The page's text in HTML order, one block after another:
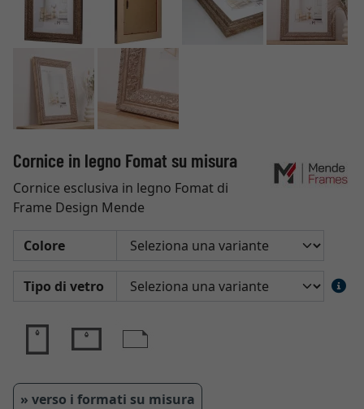
Cornice in legno Fomat su misura
Cornice esclusiva in legno Fomat di
Frame Design Mende
Colore
Tipo di vetro
» verso i formati su misura